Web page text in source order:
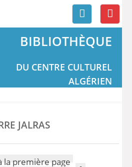
BIBLIOTHÈQUE
DU CENTRE CULTUREL
ALGÉRIEN
JALRAS